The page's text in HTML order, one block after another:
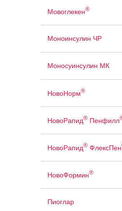
Мовоглекен®
Моноинсулин ЧР
Моносуинсулин МК
НовоНорм®
НовоРапид®Пенфилл
НовоРапид®ФлексПен
НовоФормин®
Пиоглар